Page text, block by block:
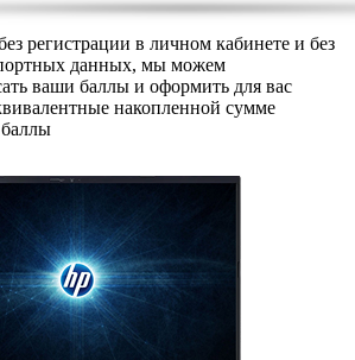
регистрации в личном кабинете и без
данных, мы можем
ваши баллы и оформить для вас
накопленной сумме